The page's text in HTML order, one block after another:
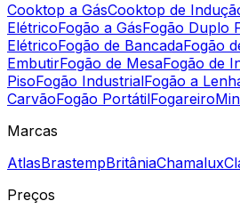
Cooktop a GásCooktop de
ElétricoFogão a GásFogão Duplo
ElétricoFogão de BancadaFogão
EmbutirFogão de MesaFogão de
PisoFogão IndustrialFogão a
CarvãoFogão PortátilFogareiro
Marcas
AtlasBrastempBritâniaChamalux
Preços